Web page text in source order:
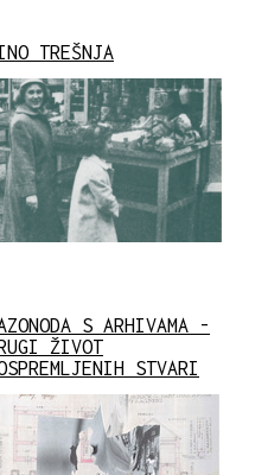
TREŠNJA
S ARHIVAMA -
ŽIVOT
STVARI